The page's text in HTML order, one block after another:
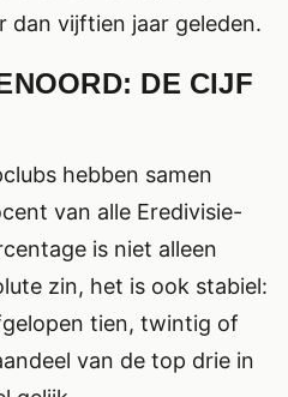
dan vijftien jaar geleden.
DE CIJF
hebben samen
van alle Eredivisie-
is niet alleen
zin, het is ook stabiel:
tien, twintig of
van de top drie in